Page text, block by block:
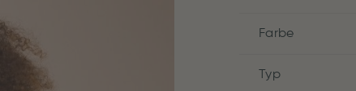
Farbe
Typ